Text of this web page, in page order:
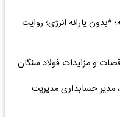
یارانه انرژی؛ روایت
و مزایدات فولاد سنگان
مدیر حسابداری مدیریت